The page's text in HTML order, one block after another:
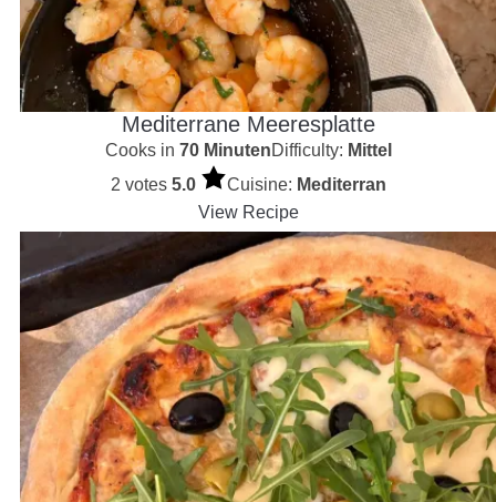
Mediterrane Meeresplatte
Cooks in 70 MinutenDifficulty: Mittel
2 votes 5.0 Cuisine: Mediterran
View Recipe